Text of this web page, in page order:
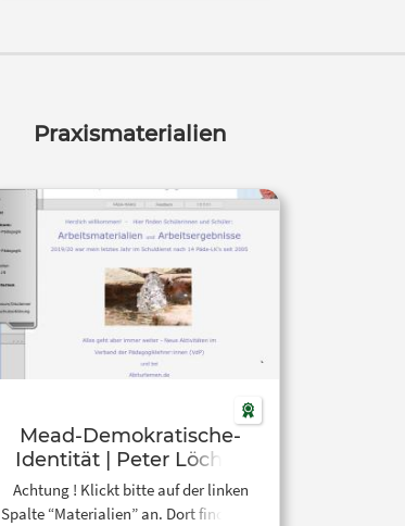
Praxismaterialien
Mead-Demokratische-
Identität | Peter Löcher,
Lehrer für Pädagogik und
Deutsch
Achtung ! Klickt bitte auf der linken
Spalte “Materialien” an. Dort findet ihr